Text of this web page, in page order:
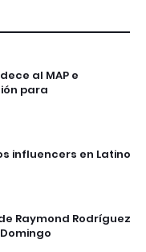
al MAP e
para
influencers en Latino
de Raymond Rodríguez